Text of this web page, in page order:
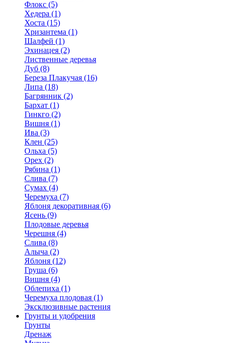
Флокс (5)
Хедера (1)
Хоста (15)
Хризантема (1)
Шалфей (1)
Эхинацея (2)
Лиственные деревья
Дуб (8)
Береза Плакучая (16)
Липа (18)
Багрянник (2)
Бархат (1)
Гинкго (2)
Вишня (1)
Ива (3)
Клен (25)
Ольха (5)
Орех (2)
Рябина (1)
Слива (7)
Сумах (4)
Черемуха (7)
Яблоня декоративная (6)
Ясень (9)
Плодовые деревья
Черешня (4)
Слива (8)
Алыча (2)
Яблоня (12)
Груша (6)
Вишня (4)
Облепиха (1)
Черемуха плодовая (1)
Эксклюзивные растения
Грунты и удобрения
Грунты
Дренаж